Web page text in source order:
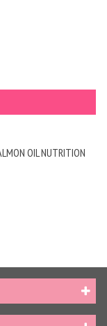
OIL NUTRITION